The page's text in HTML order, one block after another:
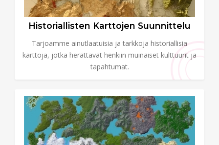
Historiallisten Karttojen Suunnittelu
Tarjoamme ainutlaatuisia ja tarkkoja historiallisia
karttoja, jotka herättävät henkiin muinaiset kulttuurit ja
tapahtumat.